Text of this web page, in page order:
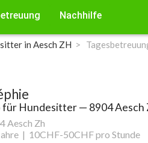
Nachhilfe
in Aesch ZH
für Hundesitter— 8904 Aesch
Aesch Zh
| 10CHF-50CHF pro Stunde